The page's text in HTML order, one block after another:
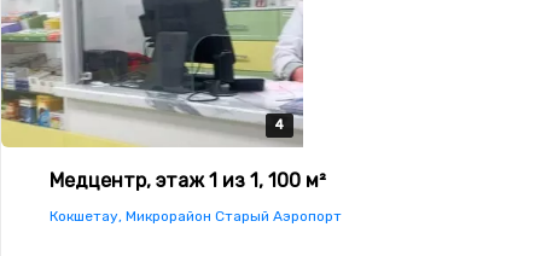
4
4
4
4
Медцентр, этаж 1 из 1, 100 м²
Кокшетау, Микрорайон Старый Аэропорт